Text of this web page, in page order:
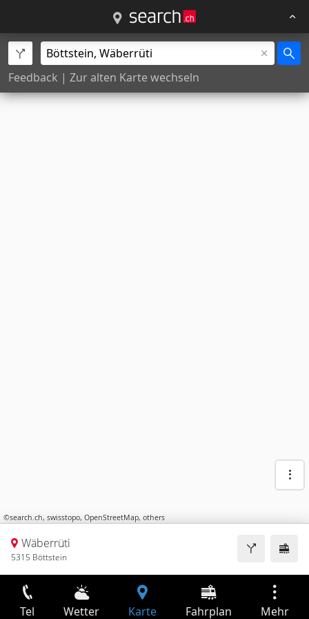
Feedback | Zur alten Karte wechseln
©search.ch, swisstopo, OpenStreetMap, others
Wäberrüti
5315 Böttstein
Tel Wetter Karte Fahrplan Mehr